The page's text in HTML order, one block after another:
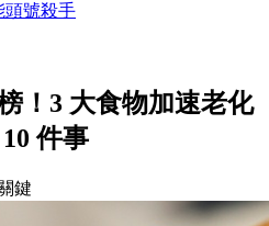
頭號殺手
！3 大食物加速老化
件事
鍵